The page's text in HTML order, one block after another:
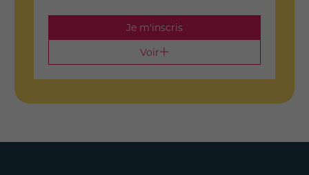
Je m'inscris
Voir